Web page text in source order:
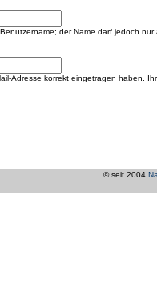
der Name darf jedoch
Adresse korrekt eingetragen haben.
© seit 2004